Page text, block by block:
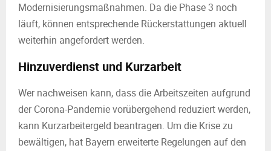
Modernisierungsmaßnahmen. Da die Phase 3 noch
läuft, können entsprechende Rückerstattungen aktuell
weiterhin angefordert werden.
Hinzuverdienst und Kurzarbeit
Wer nachweisen kann, dass die Arbeitszeiten aufgrund
der Corona-Pandemie vorübergehend reduziert werden,
kann Kurzarbeitergeld beantragen. Um die Krise zu
bewältigen, hat Bayern erweiterte Regelungen auf den